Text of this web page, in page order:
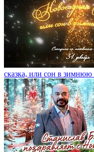
сказка, или сон в зимнюю